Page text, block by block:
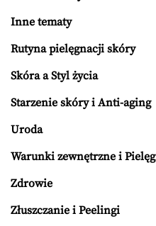
Inne tematy
Rutyna pielęgnacji skóry
Skóra a Styl życia
Starzenie skóry i Anti-aging
Uroda
Warunki zewnętrzne i
Zdrowie
Złuszczanie i Peelingi